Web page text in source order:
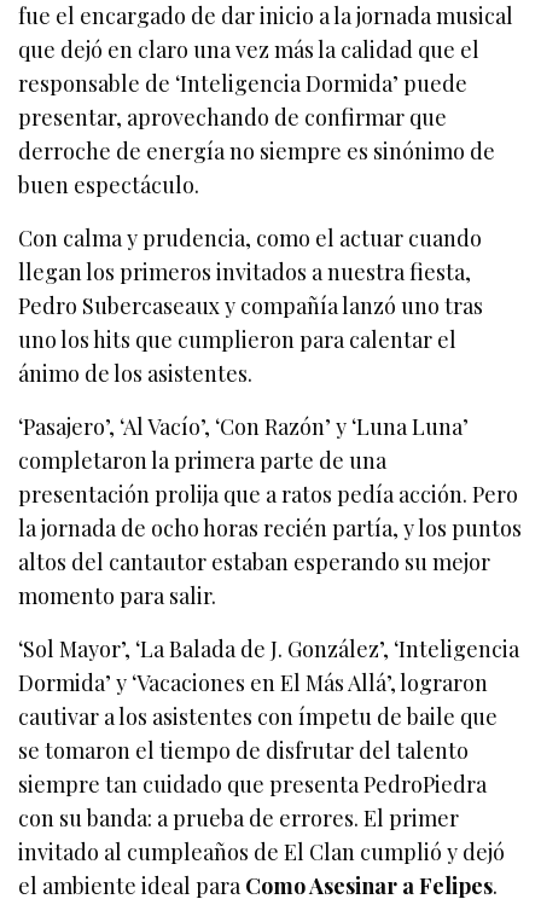
fue el encargado de dar inicio a la jornada musical
que dejó en claro una vez más la calidad que el
responsable de ‘Inteligencia Dormida’ puede
presentar, aprovechando de confirmar que
derroche de energía no siempre es sinónimo de
buen espectáculo.
Con calma y prudencia, como el actuar cuando
llegan los primeros invitados a nuestra fiesta,
Pedro Subercaseaux y compañía lanzó uno tras
uno los hits que cumplieron para calentar el
ánimo de los asistentes.
‘Pasajero’, ‘Al Vacío’, ‘Con Razón’ y ‘Luna Luna’
completaron la primera parte de una
presentación prolija que a ratos pedía acción. Pero
la jornada de ocho horas recién partía, y los puntos
altos del cantautor estaban esperando su mejor
momento para salir.
‘Sol Mayor’, ‘La Balada de J. González’, ‘Inteligencia
Dormida’ y ‘Vacaciones en El Más Allá’, lograron
cautivar a los asistentes con ímpetu de baile que
se tomaron el tiempo de disfrutar del talento
siempre tan cuidado que presenta PedroPiedra
con su banda: a prueba de errores. El primer
invitado al cumpleaños de El Clan cumplió y dejó
el ambiente ideal paraComo Asesinar a Felipes.